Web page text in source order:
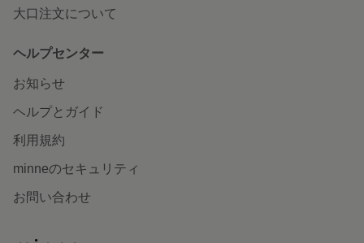
大口注文について
ヘルプセンター
お知らせ
ヘルプとガイド
利用規約
minneのセキュリティ
お問い合わせ